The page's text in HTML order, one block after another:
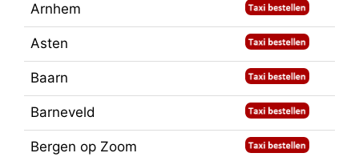
Arnhem
Asten
Baarn
Barneveld
Bergen op Zoom